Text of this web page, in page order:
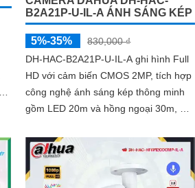
B2A21P-U-IL-A ÁNH SÁNG KÉP
5%-35%
830,000 ₫
DH-HAC-B2A21P-U-IL-A ghi hình Full
HD với cảm biến CMOS 2MP, tích hợp
công nghệ ánh sáng kép thông minh
gồm LED 20m và hồng ngoại 30m, hỗ
trợ 4 chế độ CVI/TVI/AHD/Analog,
micro tích hợp, vỏ kim loại IP67, hoạt
động từ -40°C đến +60°C